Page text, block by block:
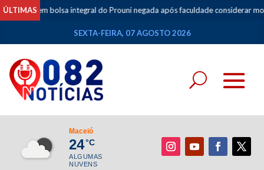
ÚLTIMAStem bolsa integral do Prouni negada após faculdade considerar
SEXTA-FEIRA, 07 AGOSTO 2026
Maceió
24°C
ALGUMAS
NUVENS